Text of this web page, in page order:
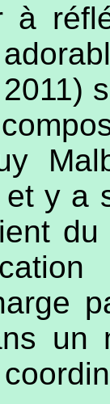
à
y a
un